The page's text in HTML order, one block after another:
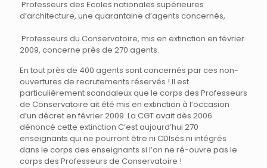
Professeurs des Ecoles nationales supérieures
d’architecture, une quarantaine d’agents concernés,
Professeurs du Conservatoire, mis en extinction en février
2009, concerne près de 270 agents.
En tout près de 400 agents sont concernés par ces non-
ouvertures de recrutements réservés ! Il est
particulièrement scandaleux que le corps des Professeurs
de Conservatoire ait été mis en extinction à l’occasion
d’un décret en février 2009. La CGT avait dès 2006
dénoncé cette extinction C’est aujourd’hui 270
enseignants qui ne pourront être ni CDIsés ni intégrés
dans le corps des enseignants si l’on ne ré-ouvre pas le
corps des Professeurs de Conservatoire !